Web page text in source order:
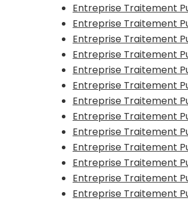
Entreprise Traitement
Entreprise Traitement
Entreprise Traitement
Entreprise Traitement
Entreprise Traitement
Entreprise Traitement
Entreprise Traitement
Entreprise Traitement
Entreprise Traitement
Entreprise Traitement
Entreprise Traitement
Entreprise Traitement
Entreprise Traitement